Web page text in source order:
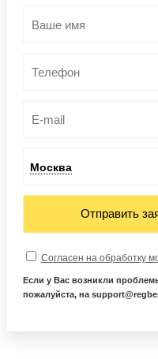
Москва
Отправить
Согласен на обработку
Если у Вас возникли
пожалуйста, на